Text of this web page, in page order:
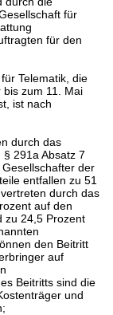
für
für den
Telematik, die
zum 11. Mai
ist nach
durch das
291a Absatz 7
der
entfallen zu 51
durch das
auf den
zu 24,5 Prozent
den Beitritt
auf
Beitritts sind die
und